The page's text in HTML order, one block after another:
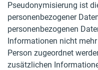
Pseudonymisierung ist
personenbezogener
personenbezogenen
Informationen nicht
Person zugeordnet
zusätzlichen